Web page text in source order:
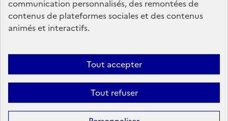
communication personnalisés, des remontées de
contenus de plateformes sociales et des contenus
animés et interactifs.
Tout accepter
Tout refuser
service-public.gouv.fr
data.gouv.fr
Accessibilité : partiellement conforme
Politique générale de
Mentions légales
témoins de connexion (cookies)
Crédits
Sauf mention contraire, tous les contenus de ce site sont sous